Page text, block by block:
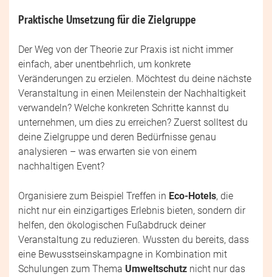
Praktische Umsetzung für die Zielgruppe
Der Weg von der Theorie zur Praxis ist nicht immer
einfach, aber unentbehrlich, um konkrete
Veränderungen zu erzielen. Möchtest du deine nächste
Veranstaltung in einen Meilenstein der Nachhaltigkeit
verwandeln? Welche konkreten Schritte kannst du
unternehmen, um dies zu erreichen? Zuerst solltest du
deine Zielgruppe und deren Bedürfnisse genau
analysieren – was erwarten sie von einem
nachhaltigen Event?
Organisiere zum Beispiel Treffen in Eco-Hotels, die
nicht nur ein einzigartiges Erlebnis bieten, sondern dir
helfen, den ökologischen Fußabdruck deiner
Veranstaltung zu reduzieren. Wussten du bereits, dass
eine Bewusstseinskampagne in Kombination mit
Schulungen zum Thema Umweltschutz nicht nur das